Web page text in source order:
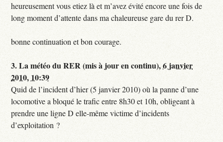
heureusement vous etiez là et m’avez évité encore une fois de
long moment d’attente dans ma chaleureuse gare du rer D.
bonne continuation et bon courage.
3.La météo du RER (mis à jour en continu),6 janvier
2010, 10:39
Quid de l’incident d’hier (5 janvier 2010) où la panne d’une
locomotive a bloqué le trafic entre 8h30 et 10h, obligeant à
prendre une ligne D elle-même victime d’incidents
d’exploitation ?